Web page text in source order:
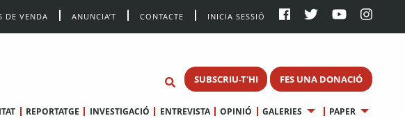
DE VENDA ANUNCIA’T CONTACTE INICIA SESSIÓ
SUBSCRIU-T'HI FES UNA DONACIÓ
REPORTATGE INVESTIGACIÓ ENTREVISTA OPINIÓ GALERIES PAPER